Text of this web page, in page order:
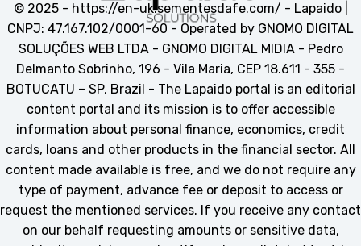
© 2025 - https://en-uk.sementesdafe.com/ - Lapaido |
CNPJ: 47.167.102/0001-60 - Operated by GNOMO DIGITAL
SOLUÇÕES WEB LTDA - GNOMO DIGITAL MIDIA - Pedro
Delmanto Sobrinho, 196 - Vila Maria, CEP 18.611 - 355 -
BOTUCATU – SP, Brazil - The Lapaido portal is an editorial
content portal and its mission is to offer accessible
information about personal finance, economics, credit
cards, loans and other products in the financial sector. All
content made available is free, and we do not require any
type of payment, advance fee or deposit to access or
request the mentioned services. If you receive any contact
on our behalf requesting amounts or sensitive data,